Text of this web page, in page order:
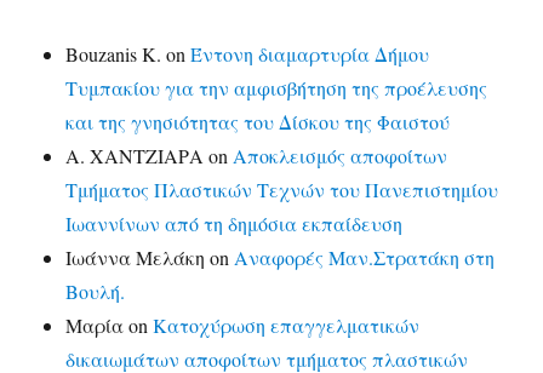
Bouzanis K. onΈντονη διαμαρτυρία Δήμου
Τυμπακίου για την αμφισβήτηση της προέλευσης
και της γνησιότητας του Δίσκου της Φαιστού
Α. ΧΑΝΤΖΙΑΡΑ on Αποκλεισμός αποφοίτων
Τμήματος Πλαστικών Τεχνών του Πανεπιστημίου
Ιωαννίνων από τη δημόσια εκπαίδευση
Ιωάννα Μελάκη on Αναφορές Μαν.Στρατάκη στη
Βουλή.
ΜαρίαonΚατοχύρωση επαγγελματικών
δικαιωμάτων αποφοίτων τμήματος πλαστικών